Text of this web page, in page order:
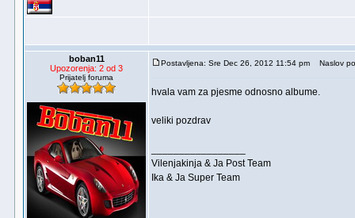
boban11
Upozorenja: 2 od 3
Prijatelj foruma
Postavljena: Sre Dec 26, 2012 11:54 pm Naslov
hvala vam za pjesme odnosno albume.
veliki pozdrav
Vilenjakinja & Ja Post Team
Ika & Ja Super Team